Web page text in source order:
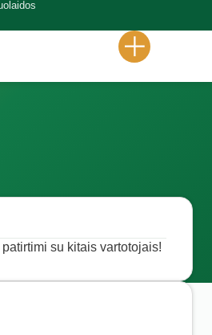
su kitais vartotojais!